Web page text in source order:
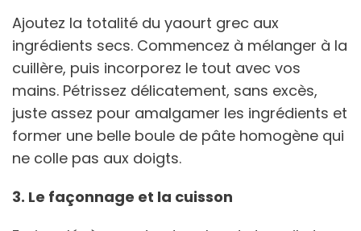
Ajoutez la totalité du yaourt grec aux
ingrédients secs. Commencez à mélanger à la
cuillère, puis incorporez le tout avec vos
mains. Pétrissez délicatement, sans excès,
juste assez pour amalgamer les ingrédients et
former une belle boule de pâte homogène qui
ne colle pas aux doigts.
3. Le façonnage et la cuisson